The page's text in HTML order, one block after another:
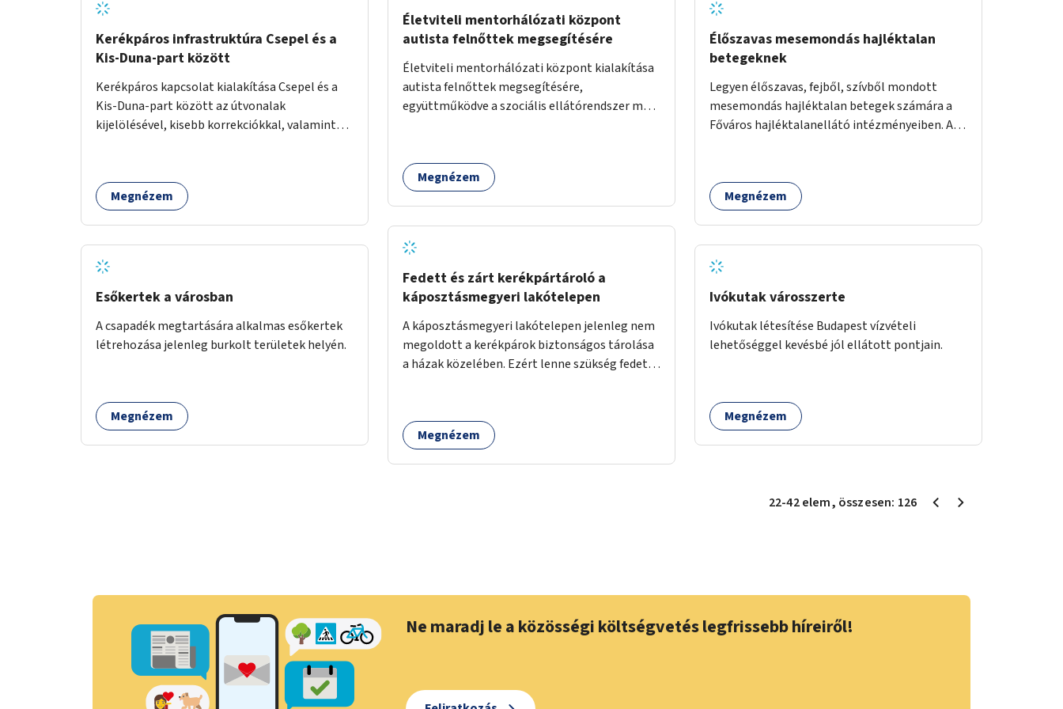
Kerékpáros infrastruktúra Csepel és a
Kis-Duna-part között
Kerékpáros kapcsolat kialakítása Csepel és a
Kis-Duna-part között az útvonalak
kijelölésével, kisebb korrekciókkal, valamint
Megnézem
Esőkertek a városban
A csapadék megtartására alkalmas esőkertek
létrehozása jelenleg burkolt területek helyén.
Megnézem
Életviteli mentorhálózati központ
autista felnőttek megsegítésére
Életviteli mentorhálózati központ kialakítása
autista felnőttek megsegítésére,
együttműködve a szociális ellátórendszer más
Megnézem
Fedett és zárt kerékpártároló a
káposztásmegyeri lakótelepen
A káposztásmegyeri lakótelepen jelenleg nem
megoldott a kerékpárok biztonságos tárolása
a házak közelében. Ezért lenne szükség fedett,
időjárás viszontagságaival szemben.
Megnézem
Élőszavas mesemondás hajléktalan
betegeknek
Legyen élőszavas, fejből, szívből mondott
mesemondás hajléktalan betegek számára a
Főváros hajléktalanellátó intézményeiben. A
végzettségű emberek végeznék.
Megnézem
Ivókutak városszerte
Ivókutak létesítése Budapest vízvételi
lehetőséggel kevésbé jól ellátott pontjain.
Megnézem
22-42elem, összesen: 126
Ne maradj le a közösségi költségvetés legfrissebb híreiről!